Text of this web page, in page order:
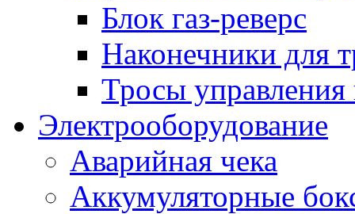
Блок газ-реверс
Наконечники для
Тросы управления
Электрооборудование
Аварийная чека
Аккумуляторные